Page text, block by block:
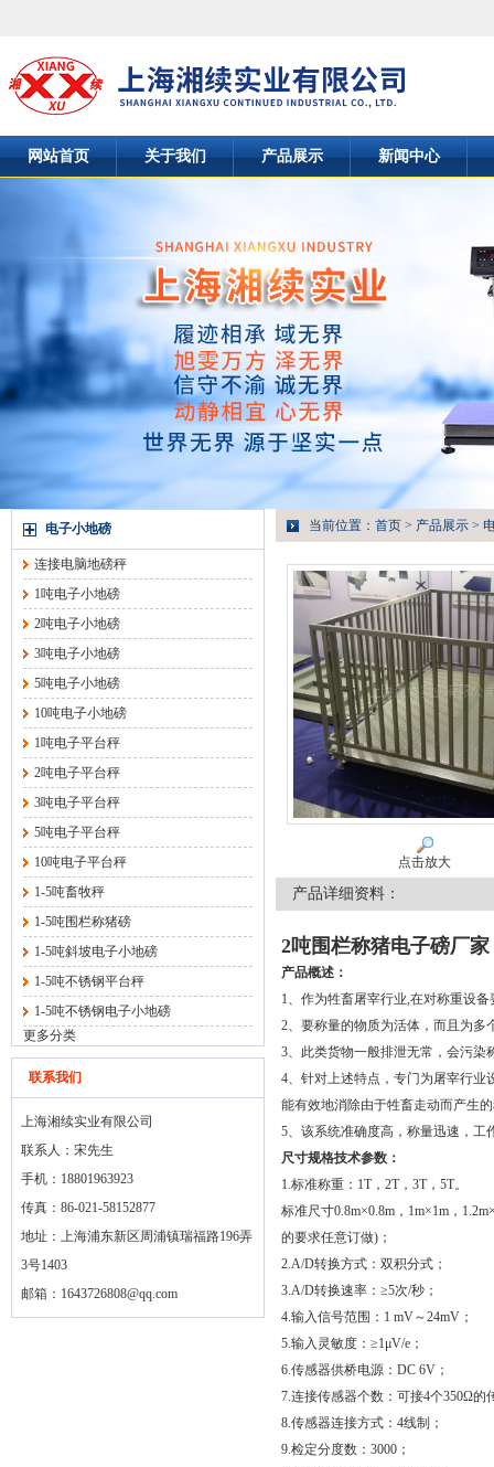
网站首页 关于我们 产品展示 新闻中心
电子小地磅
连接电脑地磅秤
1吨电子小地磅
2吨电子小地磅
3吨电子小地磅
5吨电子小地磅
10吨电子小地磅
1吨电子平台秤
2吨电子平台秤
3吨电子平台秤
5吨电子平台秤
10吨电子平台秤
1-5吨畜牧秤
1-5吨围栏称猪磅
1-5吨斜坡电子小地磅
1-5吨不锈钢平台秤
1-5吨不锈钢电子小地磅
更多分类
联系我们
上海湘续实业有限公司
联系人：宋先生
手机：18801963923
传真：86-021-58152877
地址：上海浦东新区周浦镇瑞福路196弄
3号1403
邮箱： 1643726808@qq.com
当前位置： 首页 > 产品展示 >
点击放大
产品详细资料：
2吨围栏称猪电子磅厂家
产品概述：
1、作为牲畜屠宰行业,在对称重设
2、要称量的物质为活体，而且为多
3、此类货物一般排泄无常，会污
4、针对上述特点，专门为屠宰行业
能有效地消除由于牲畜走动而产生
5、该系统准确度高，称量迅速，工
尺寸规格技术参数：
1.标准称重：1T，2T，3T，5T。
标准尺寸0.8m×0.8m，1m×1m，
的要求任意订做)；
2.A/D转换方式：双积分式；
3.A/D转换速率：≥5次/秒；
4.输入信号范围：1 mV～24mV；
5.输入灵敏度：≥1μV/e；
6.传感器供桥电源：DC 6V；
7.连接传感器个数：可接4个350Ω的
8.传感器连接方式：4线制；
9.检定分度数：3000；